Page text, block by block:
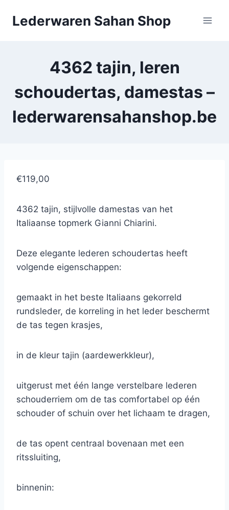
Lederwaren Sahan Shop
4362 tajin, leren
schoudertas, damestas –
lederwarensahanshop.be
€119,00
4362 tajin, stijlvolle damestas van het
Italiaanse topmerk Gianni Chiarini.
Deze elegante lederen schoudertas heeft
volgende eigenschappen:
gemaakt in het beste Italiaans gekorreld
rundsleder, de korreling in het leder beschermt
de tas tegen krasjes,
in de kleur tajin (aardewerkkleur),
uitgerust met één lange verstelbare lederen
schouderriem om de tas comfortabel op één
schouder of schuin over het lichaam te dragen,
de tas opent centraal bovenaan met een
ritssluiting,
binnenin: